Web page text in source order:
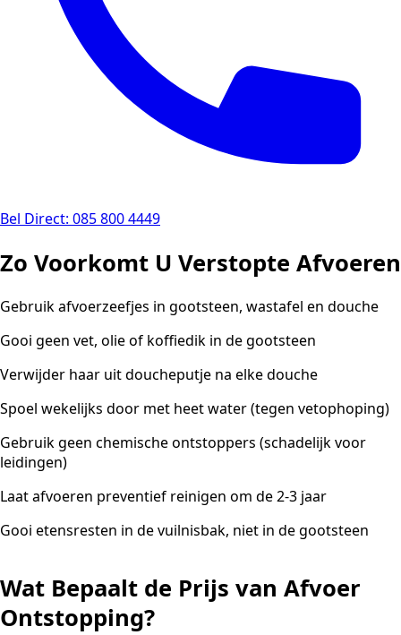
Bel Direct: 085 800 4449
Zo Voorkomt U Verstopte Afvoeren
Gebruik afvoerzeefjes in gootsteen, wastafel en douche
Gooi geen vet, olie of koffiedik in de gootsteen
Verwijder haar uit doucheputje na elke douche
Spoel wekelijks door met heet water (tegen vetophoping)
Gebruik geen chemische ontstoppers (schadelijk voor
leidingen)
Laat afvoeren preventief reinigen om de 2-3 jaar
Gooi etensresten in de vuilnisbak, niet in de gootsteen
Wat Bepaalt de Prijs van Afvoer
Ontstopping?